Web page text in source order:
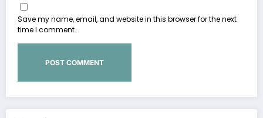
Save my name, email, and website in this browser for the next
time I comment.